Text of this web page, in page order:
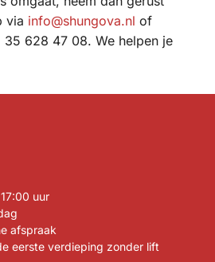
via info@shungova.nl of
628 47 08. We helpen je
uur
afspraak
eerste verdieping zonder lift